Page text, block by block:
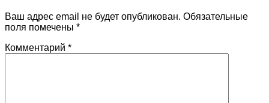
Ваш адрес email не будет опубликован. Обязательные
поля помечены *
Комментарий *